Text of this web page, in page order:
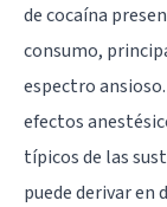
de cocaína
consumo,
espectro
efectos
típicos de las
puede derivar en